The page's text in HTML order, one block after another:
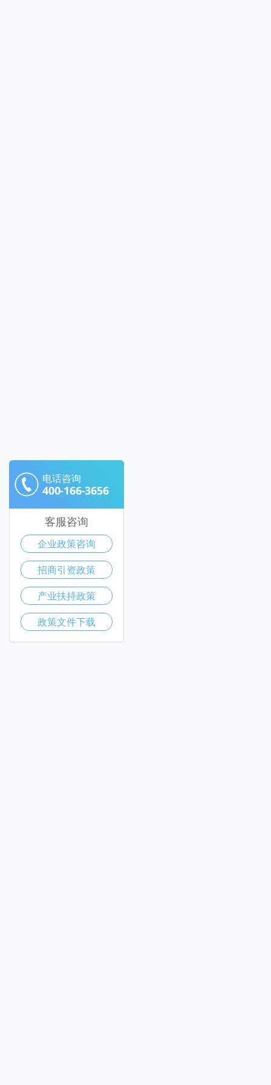
电话咨询
400-166-3656
客服咨询
企业政策咨询
招商引资政策
产业扶持政策
政策文件下载